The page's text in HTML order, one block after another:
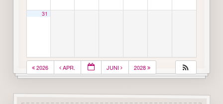
31
2026 APR. JUNI 2028